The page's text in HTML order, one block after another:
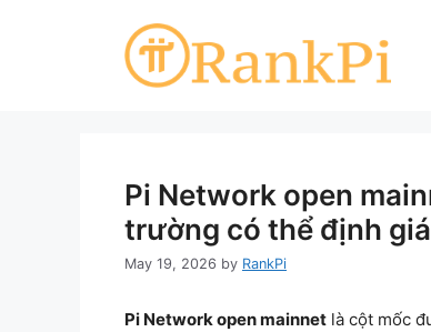
Pi Network open
trường có thể định
May 19, 2026 by RankPi
Pi Network open mainnet là cột mốc